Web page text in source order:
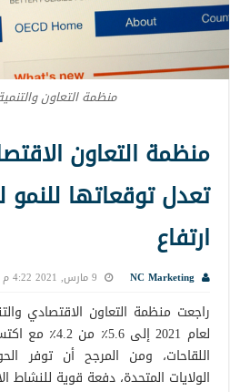
منظمة التعاون
منظمة التعاون
ارتفاع
NC Marketing 9 مارس, 2021 4:22 م
راجعت منظمة التعاون الاقتصادي
لعام 2021 إلى
اللقاحات، ومن المرجح أن توفر
الولايات المتحدة، دفعة قوية للنشاط